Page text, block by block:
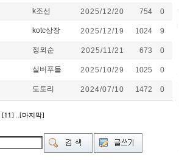
k조선 2025/12/20 754 0
kotc상장 2025/12/19 1024 9
정외순 2025/11/21 673 0
실버푸들 2025/10/29 1025 0
도토리 2024/07/10 1472 0
[11] ..[마지막]